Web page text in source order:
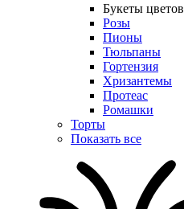
Букеты цветов
Розы
Пионы
Тюльпаны
Гортензия
Хризантемы
Протеас
Ромашки
Торты
Показать все